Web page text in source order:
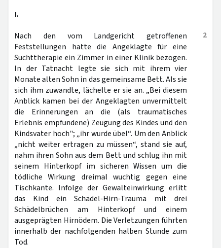
I.
2
Nach den vom Landgericht getroffenen
Feststellungen hatte die Angeklagte für eine
Suchttherapie ein Zimmer in einer Klinik bezogen.
In der Tatnacht legte sie sich mit ihrem vier
Monate alten Sohn in das gemeinsame Bett. Als sie
sich ihm zuwandte, lächelte er sie an. „Bei diesem
Anblick kamen bei der Angeklagten unvermittelt
die Erinnerungen an die (als traumatisches
Erlebnis empfundene) Zeugung des Kindes und den
Kindsvater hoch"; „ihr wurde übel“. Um den Anblick
„nicht weiter ertragen zu müssen“, stand sie auf,
nahm ihren Sohn aus dem Bett und schlug ihn mit
seinem Hinterkopf im sicheren Wissen um die
tödliche Wirkung dreimal wuchtig gegen eine
Tischkante. Infolge der Gewalteinwirkung erlitt
das Kind ein Schädel-Hirn-Trauma mit drei
Schädelbrüchen am Hinterkopf und einem
ausgeprägten Hirnödem. Die Verletzungen führten
innerhalb der nachfolgenden halben Stunde zum
Tod.